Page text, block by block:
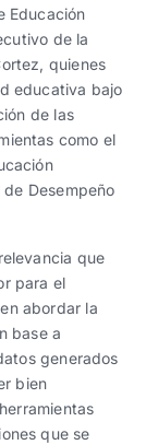
Educación
de la
quienes
educativa bajo
de las
como el
Desempeño
que
para el
abordar la
base a
generados
bien
que se